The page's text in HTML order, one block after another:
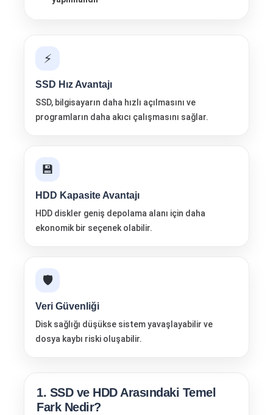
⚡
SSD Hız Avantajı
SSD, bilgisayarın daha hızlı açılmasını ve
programların daha akıcı çalışmasını sağlar.
💾
HDD Kapasite Avantajı
HDD diskler geniş depolama alanı için daha
ekonomik bir seçenek olabilir.
🛡️
Veri Güvenliği
Disk sağlığı düşükse sistem yavaşlayabilir ve
dosya kaybı riski oluşabilir.
1. SSD ve HDD Arasındaki Temel
Fark Nedir?